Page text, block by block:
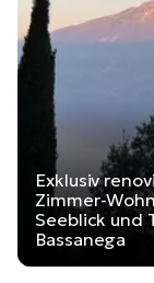
Exklusiv
Zimmer-
Seeblick und
Bassanega